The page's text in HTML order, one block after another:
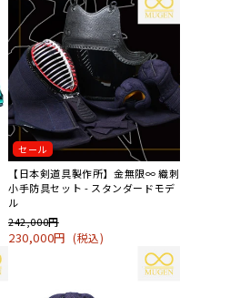
セール
【日本剣道具製作所】金無限∞ 織刺
小手防具セット - スタンダードモデ
ル
242,000円
230,000円 (税込)